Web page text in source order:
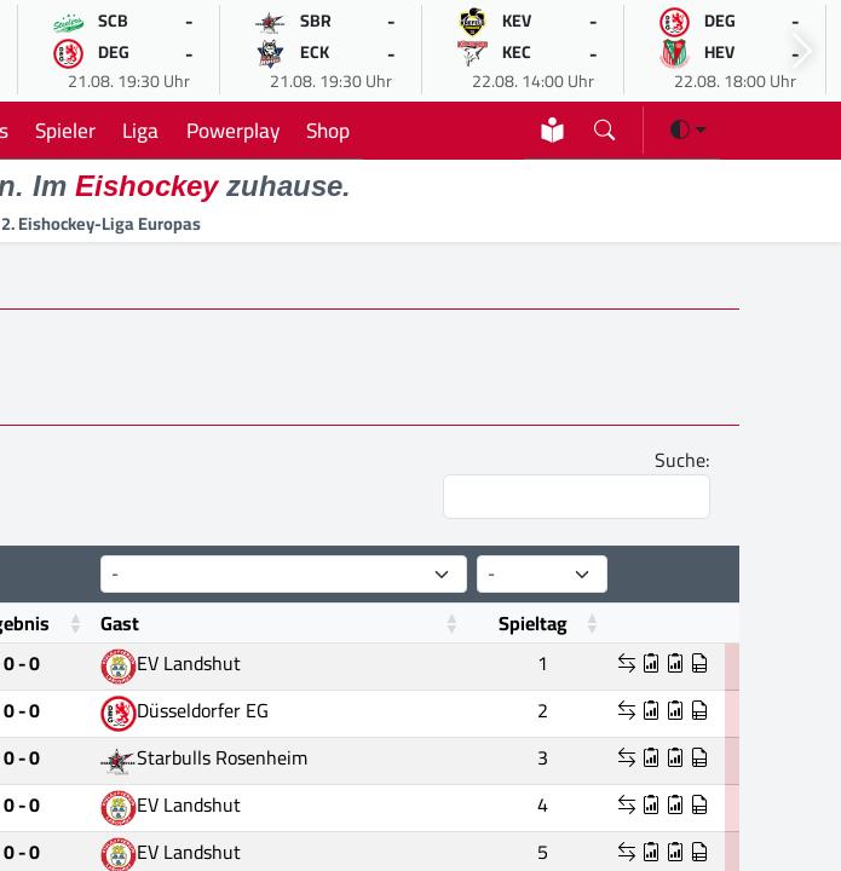
SCB -
DEG -
21.08. 19:30 Uhr
SBR -
ECK -
21.08. 19:30 Uhr
KEV -
KEC -
22.08. 14:00 Uhr
DEG -
HEV -
22.08. 18:00 Uhr
Spieler Liga Powerplay Shop
Im Eishockeyzuhause.
Eishockey-Liga Europas
Suche:
Gast
Spieltag
0 - 0 EV Landshut
1
0 - 0 Düsseldorfer EG
2
0 - 0 Starbulls Rosenheim
3
0 - 0 EV Landshut
4
0 - 0 EV Landshut
5